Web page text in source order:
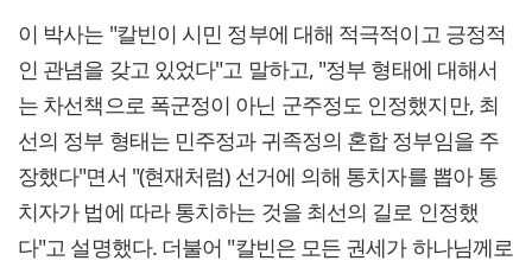
이 박사는 "칼빈이 시민 정부에 대해 적극적이고 긍정적
인 관념을 갖고 있었다"고 말하고, "정부 형태에 대해서
는 차선책으로 폭군정이 아닌 군주정도 인정했지만, 최
선의 정부 형태는 민주정과 귀족정의 혼합 정부임을 주
장했다"면서 "(현재처럼) 선거에 의해 통치자를 뽑아 통
치자가 법에 따라 통치하는 것을 최선의 길로 인정했
다"고 설명했다. 더불어 "칼빈은 모든 권세가 하나님께로